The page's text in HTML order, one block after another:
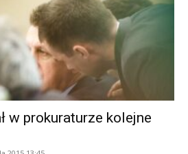
w prokuraturze kolejne